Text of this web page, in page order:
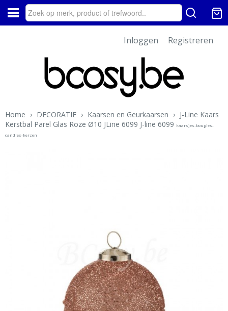
Inloggen Registreren
Home › DECORATIE › Kaarsen en Geurkaarsen › J-Line Kaars
Kerstbal Parel Glas Roze Ø10 JLine 6099 J-line 6099 kaarsjes-bougies-
candles-kerzen